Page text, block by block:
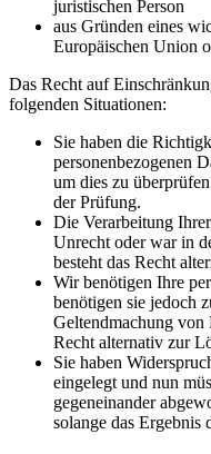
juristischen Person
aus Gründen eines
Europäischen Union
Das Recht auf
folgenden Situationen:
Sie haben die
personenbezogenen
um dies zu
der Prüfung.
Die Verarbeitung
Unrecht oder war in
besteht das Recht
Wir benötigen Ihre
benötigen sie jedoch
Geltendmachung von
Recht alternativ zur
Sie haben
eingelegt und nun
gegeneinander
solange das Ergebnis